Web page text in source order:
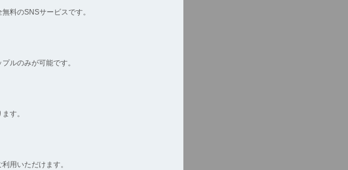
料のSNSサービスです。
ルのみが可能です。
す。
用いただけます。